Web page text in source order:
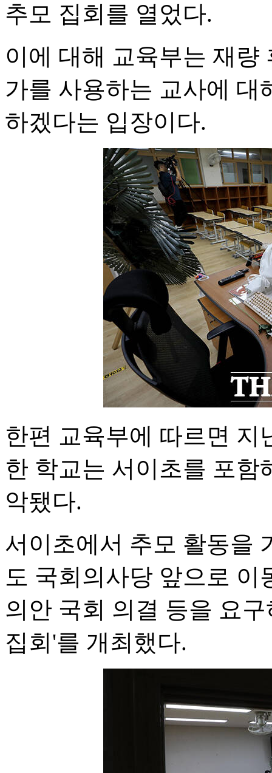
추모 집회를 열었다.
이에 대해 교육부는 재량
가를 사용하는 교사에 대
하겠다는 입장이다.
한편 교육부에 따르면 지
한 학교는 서이초를 포함
악됐다.
서이초에서 추모 활동을
도 국회의사당 앞으로 이
의안 국회 의결 등을 요
집회'를 개최했다.